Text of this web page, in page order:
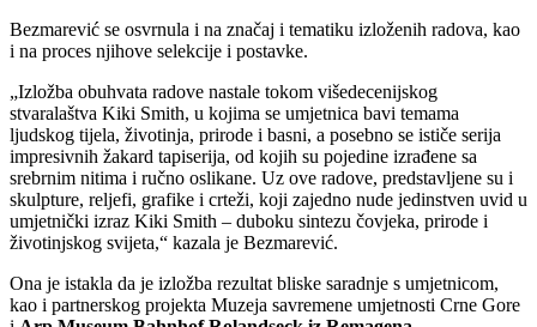
Bezmarević se osvrnula i na značaj i tematiku izloženih radova, kao
i na proces njihove selekcije i postavke.
„Izložba obuhvata radove nastale tokom višedecenijskog
stvaralaštva Kiki Smith, u kojima se umjetnica bavi temama
ljudskog tijela, životinja, prirode i basni, a posebno se ističe serija
impresivnih žakard tapiserija, od kojih su pojedine izrađene sa
srebrnim nitima i ručno oslikane. Uz ove radove, predstavljene su i
skulpture, reljefi, grafike i crteži, koji zajedno nude jedinstven uvid u
umjetnički izraz Kiki Smith – duboku sintezu čovjeka, prirode i
životinjskog svijeta,“ kazala je Bezmarević.
Ona je istakla da je izložba rezultat bliske saradnje s umjetnicom,
kao i partnerskog projekta Muzeja savremene umjetnosti Crne Gore